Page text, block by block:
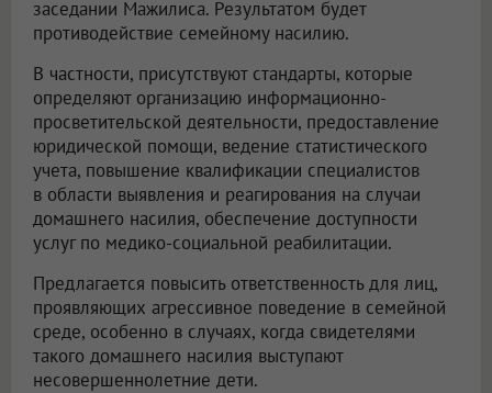
заседании Мажилиса. Результатом будет
противодействие семейному насилию.
В частности, присутствуют стандарты, которые
определяют организацию информационно-
просветительской деятельности, предоставление
юридической помощи, ведение статистического
учета, повышение квалификации специалистов
в области выявления и реагирования на случаи
домашнего насилия, обеспечение доступности
услуг по медико-социальной реабилитации.
Предлагается повысить ответственность для лиц,
проявляющих агрессивное поведение в семейной
среде, особенно в случаях, когда свидетелями
такого домашнего насилия выступают
несовершеннолетние дети.